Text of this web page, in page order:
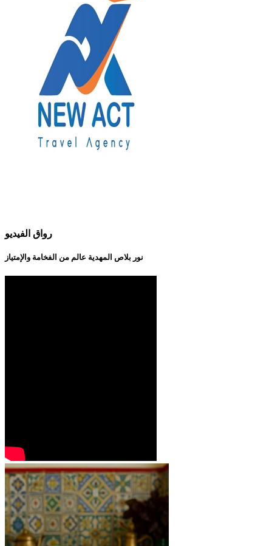
رواق الفيديو
نور بلاص المهدية عالم من الفخامة والإمتياز